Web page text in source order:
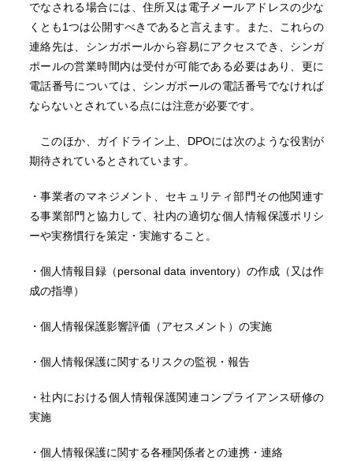
でなされる場合には、住所又は電子メールアドレスの少な
くとも1つは公開すべきであると言えます。また、これらの
連絡先は、シンガポールから容易にアクセスでき、シンガ
ポールの営業時間内は受付が可能である必要はあり、更に
電話番号については、シンガポールの電話番号でなければ
ならないとされている点には注意が必要です。
このほか、ガイドライン上、DPOには次のような役割が
期待されているとされています。
・事業者のマネジメント、セキュリティ部門その他関連す
る事業部門と協力して、社内の適切な個人情報保護ポリシ
ーや実務慣行を策定・実施すること。
・個人情報目録（personal data inventory）の作成（又は作
成の指導）
・個人情報保護影響評価（アセスメント）の実施
・個人情報保護に関するリスクの監視・報告
・社内における個人情報保護関連コンプライアンス研修の
実施
・個人情報保護に関する各種関係者との連携・連絡